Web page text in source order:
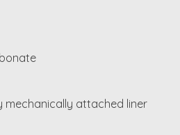
mechanically attached liner